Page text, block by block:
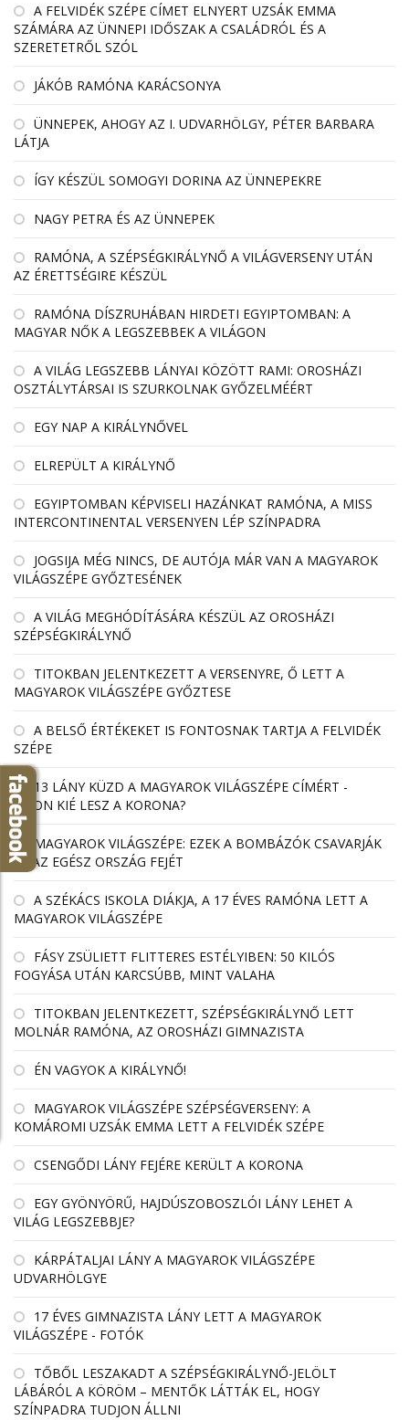
A FELVIDÉK SZÉPE CÍMET ELNYERT UZSÁK EMMA
SZÁMÁRA AZ ÜNNEPI IDŐSZAK A CSALÁDRÓL ÉS A
SZERETETRŐL SZÓL
JÁKÓB RAMÓNA KARÁCSONYA
ÜNNEPEK, AHOGY AZ I. UDVARHÖLGY, PÉTER BARBARA
LÁTJA
ÍGY KÉSZÜL SOMOGYI DORINA AZ ÜNNEPEKRE
NAGY PETRA ÉS AZ ÜNNEPEK
RAMÓNA, A SZÉPSÉGKIRÁLYNŐ A VILÁGVERSENY UTÁN
AZ ÉRETTSÉGIRE KÉSZÜL
RAMÓNA DÍSZRUHÁBAN HIRDETI EGYIPTOMBAN: A
MAGYAR NŐK A LEGSZEBBEK A VILÁGON
A VILÁG LEGSZEBB LÁNYAI KÖZÖTT RAMI: OROSHÁZI
OSZTÁLYTÁRSAI IS SZURKOLNAK GYŐZELMÉÉRT
EGY NAP A KIRÁLYNŐVEL
ELREPÜLT A KIRÁLYNŐ
EGYIPTOMBAN KÉPVISELI HAZÁNKAT RAMÓNA, A MISS
INTERCONTINENTAL VERSENYEN LÉP SZÍNPADRA
JOGSIJA MÉG NINCS, DE AUTÓJA MÁR VAN A MAGYAROK
VILÁGSZÉPE GYŐZTESÉNEK
A VILÁG MEGHÓDÍTÁSÁRA KÉSZÜL AZ OROSHÁZI
SZÉPSÉGKIRÁLYNŐ
TITOKBAN JELENTKEZETT A VERSENYRE, Ő LETT A
MAGYAROK VILÁGSZÉPE GYŐZTESE
A BELSŐ ÉRTÉKEKET IS FONTOSNAK TARTJA A FELVIDÉK
SZÉPE
13 LÁNY KÜZD A MAGYAROK VILÁGSZÉPE CÍMÉRT -
VAJON KIÉ LESZ A KORONA?
MAGYAROK VILÁGSZÉPE: EZEK A BOMBÁZÓK CSAVARJÁK
EL AZ EGÉSZ ORSZÁG FEJÉT
A SZÉKÁCS ISKOLA DIÁKJA, A 17 ÉVES RAMÓNA LETT A
MAGYAROK VILÁGSZÉPE
FÁSY ZSÜLIETT FLITTERES ESTÉLYIBEN: 50 KILÓS
FOGYÁSA UTÁN KARCSÚBB, MINT VALAHA
TITOKBAN JELENTKEZETT, SZÉPSÉGKIRÁLYNŐ LETT
MOLNÁR RAMÓNA, AZ OROSHÁZI GIMNAZISTA
ÉN VAGYOK A KIRÁLYNŐ!
MAGYAROK VILÁGSZÉPE SZÉPSÉGVERSENY: A
KOMÁROMI UZSÁK EMMA LETT A FELVIDÉK SZÉPE
CSENGŐDI LÁNY FEJÉRE KERÜLT A KORONA
EGY GYÖNYÖRŰ, HAJDÚSZOBOSZLÓI LÁNY LEHET A
VILÁG LEGSZEBBJE?
KÁRPÁTALJAI LÁNY A MAGYAROK VILÁGSZÉPE
UDVARHÖLGYE
17 ÉVES GIMNAZISTA LÁNY LETT A MAGYAROK
VILÁGSZÉPE - FOTÓK
TŐBŐL LESZAKADT A SZÉPSÉGKIRÁLYNŐ-JELÖLT
LÁBÁRÓL A KÖRÖM – MENTŐK LÁTTÁK EL, HOGY
SZÍNPADRA TUDJON ÁLLNI